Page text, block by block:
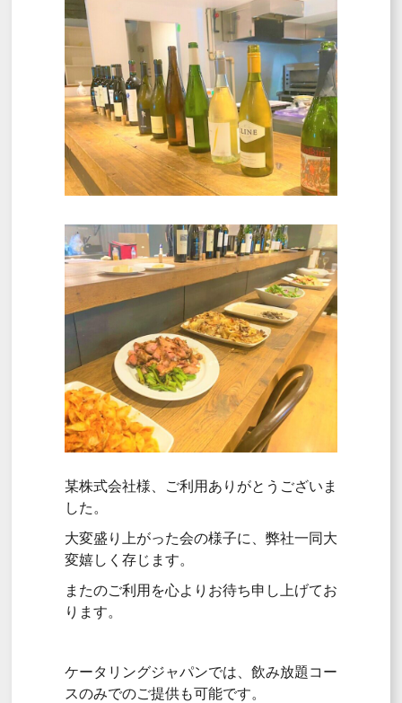
某株式会社様、ご利用ありがとうございま
した。
大変盛り上がった会の様子に、弊社一同大
変嬉しく存じます。
またのご利用を心よりお待ち申し上げてお
ります。
ケータリングジャパンでは、飲み放題コー
スのみでのご提供も可能です。